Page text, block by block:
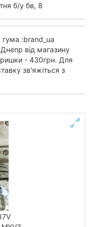
б/у бв, 8
:brand_ua
Днепр від магазину
- 430грн. Для
зв'яжіться з